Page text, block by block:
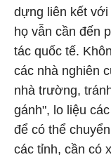
dựng liên kết với
họ vẫn cần đến
tác quốc tế.
các nhà nghiên
nhà trường,
gánh", lo liệu
để có thể
các tỉnh, cần có